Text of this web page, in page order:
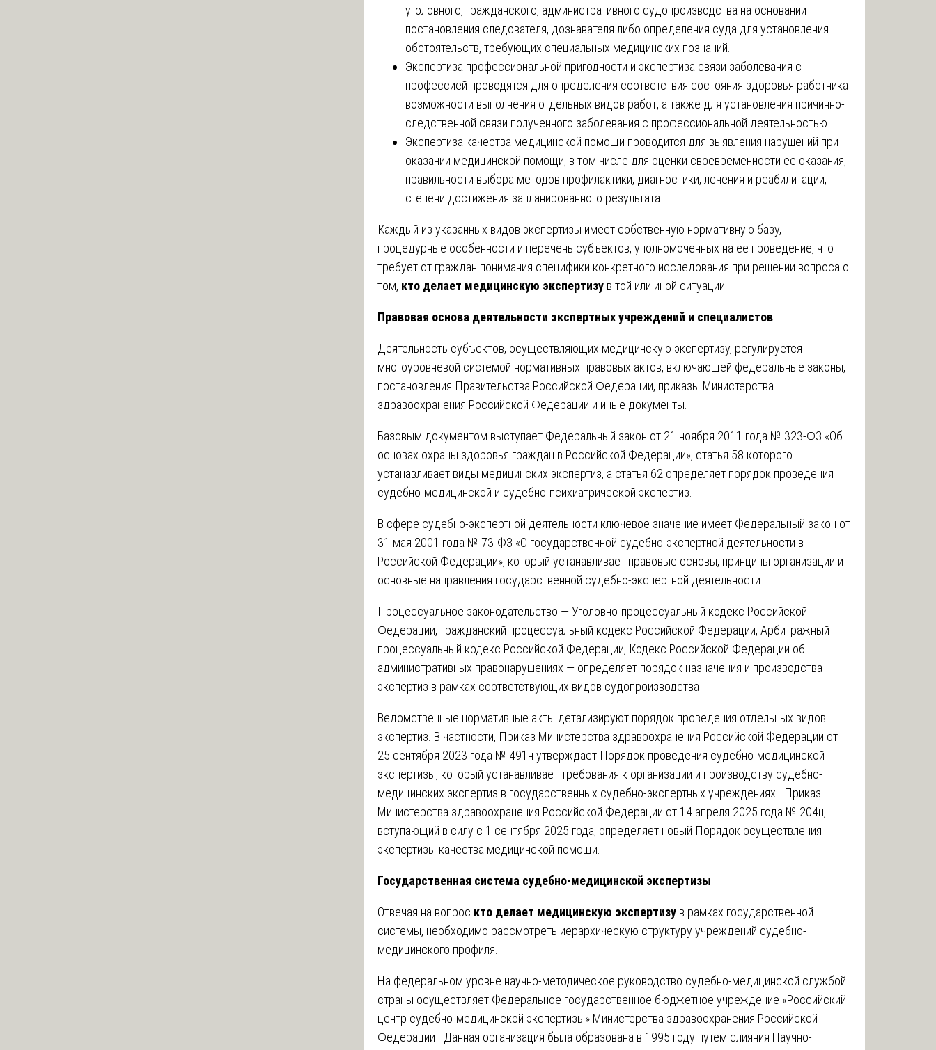
уголовного, гражданского, административного судопроизводства на основании
постановления следователя, дознавателя либо определения суда для установления
обстоятельств, требующих специальных медицинских познаний.
Экспертиза профессиональной пригодности и экспертиза связи заболевания с
профессией проводятся для определения соответствия состояния здоровья работника
возможности выполнения отдельных видов работ, а также для установления причинно-
следственной связи полученного заболевания с профессиональной деятельностью.
Экспертиза качества медицинской помощи проводится для выявления нарушений при
оказании медицинской помощи, в том числе для оценки своевременности ее оказания,
правильности выбора методов профилактики, диагностики, лечения и реабилитации,
степени достижения запланированного результата.
Каждый из указанных видов экспертизы имеет собственную нормативную базу,
процедурные особенности и перечень субъектов, уполномоченных на ее проведение, что
требует от граждан понимания специфики конкретного исследования при решении вопроса о
том, кто делает медицинскую экспертизу в той или иной ситуации.
Правовая основа деятельности экспертных учреждений и специалистов
Деятельность субъектов, осуществляющих медицинскую экспертизу, регулируется
многоуровневой системой нормативных правовых актов, включающей федеральные законы,
постановления Правительства Российской Федерации, приказы Министерства
здравоохранения Российской Федерации и иные документы.
Базовым документом выступает Федеральный закон от 21 ноября 2011 года № 323-ФЗ «Об
основах охраны здоровья граждан в Российской Федерации», статья 58 которого
устанавливает виды медицинских экспертиз, а статья 62 определяет порядок проведения
судебно-медицинской и судебно-психиатрической экспертиз.
В сфере судебно-экспертной деятельности ключевое значение имеет Федеральный закон от
31 мая 2001 года № 73-ФЗ «О государственной судебно-экспертной деятельности в
Российской Федерации», который устанавливает правовые основы, принципы организации и
основные направления государственной судебно-экспертной деятельности .
Процессуальное законодательство — Уголовно-процессуальный кодекс Российской
Федерации, Гражданский процессуальный кодекс Российской Федерации, Арбитражный
процессуальный кодекс Российской Федерации, Кодекс Российской Федерации об
административных правонарушениях — определяет порядок назначения и производства
экспертиз в рамках соответствующих видов судопроизводства .
Ведомственные нормативные акты детализируют порядок проведения отдельных видов
экспертиз. В частности, Приказ Министерства здравоохранения Российской Федерации от
25 сентября 2023 года № 491н утверждает Порядок проведения судебно-медицинской
экспертизы, который устанавливает требования к организации и производству судебно-
медицинских экспертиз в государственных судебно-экспертных учреждениях . Приказ
Министерства здравоохранения Российской Федерации от 14 апреля 2025 года № 204н,
вступающий в силу с 1 сентября 2025 года, определяет новый Порядок осуществления
экспертизы качества медицинской помощи.
Государственная система судебно-медицинской экспертизы
Отвечая на вопрос кто делает медицинскую экспертизу в рамках государственной
системы, необходимо рассмотреть иерархическую структуру учреждений судебно-
медицинского профиля.
На федеральном уровне научно-методическое руководство судебно-медицинской службой
страны осуществляет Федеральное государственное бюджетное учреждение «Российский
центр судебно-медицинской экспертизы» Министерства здравоохранения Российской
Федерации . Данная организация была образована в 1995 году путем слияния Научно-